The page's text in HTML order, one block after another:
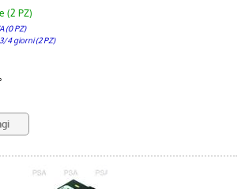
(2 PZ)
(0 PZ)
4 giorni (2 PZ)